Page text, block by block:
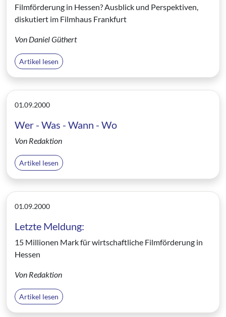
Filmförderung in Hessen? Ausblick und Perspektiven,
diskutiert im Filmhaus Frankfurt
Von Daniel Güthert
Artikel lesen
01.09.2000
Wer - Was - Wann - Wo
Von Redaktion
Artikel lesen
01.09.2000
Letzte Meldung:
15 Millionen Mark für wirtschaftliche Filmförderung in
Hessen
Von Redaktion
Artikel lesen